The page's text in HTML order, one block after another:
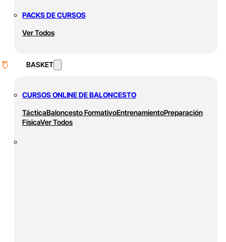
PACKS DE CURSOS
Ver Todos
BASKET
CURSOS ONLINE DE BALONCESTO
TácticaBaloncesto FormativoEntrenamientoPreparación
FísicaVer Todos